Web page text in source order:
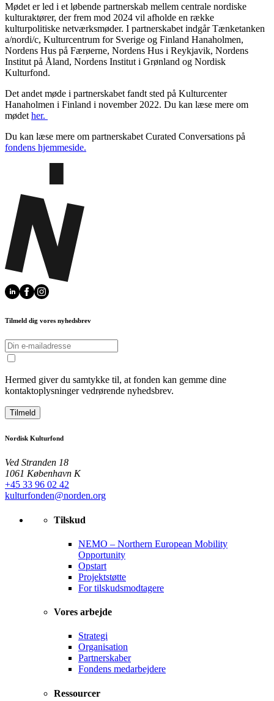
Mødet er led i et løbende partnerskab mellem centrale nordiske
kulturaktører, der frem mod 2024 vil afholde en række
kulturpolitiske netværksmøder. I partnerskabet indgår Tænketanken
a/nordi/c, Kulturcentrum for Sverige og Finland Hanaholmen,
Nordens Hus på Færøerne, Nordens Hus i Reykjavik, Nordens
Institut på Åland, Nordens Institut i Grønland og Nordisk
Kulturfond.
Det andet møde i partnerskabet fandt sted på Kulturcenter
Hanaholmen i Finland i november 2022. Du kan læse mere om
mødet her.
Du kan læse mere om partnerskabet Curated Conversations på
fondens hjemmeside.
Tilmeld dig vores nyhedsbrev
Hermed giver du samtykke til, at fonden kan gemme dine
kontaktoplysninger vedrørende nyhedsbrev.
Tilmeld
Nordisk Kulturfond
Ved Stranden 18
1061 København K
+45 33 96 02 42
kulturfonden@norden.org
Tilskud
NEMO – Northern European Mobility
Opportunity
Opstart
Projektstøtte
For tilskudsmodtagere
Vores arbejde
Strategi
Organisation
Partnerskaber
Fondens medarbejdere
Ressourcer